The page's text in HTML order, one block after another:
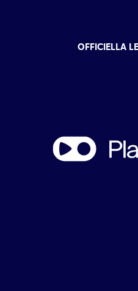
OFFICIELLA